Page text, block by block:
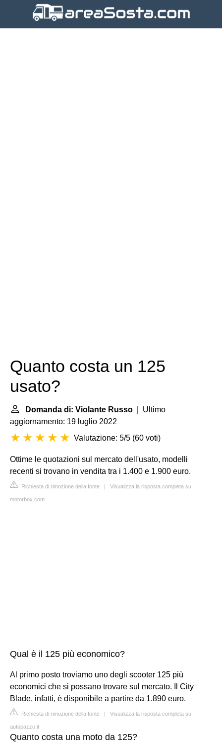
Quanto costa un 125
usato?
Domanda di: Violante Russo | Ultimo
aggiornamento: 19 luglio 2022
Valutazione: 5/5 (60 voti)
Ottime le quotazioni sul mercato dell'usato, modelli
recenti si trovano in vendita tra i 1.400 e 1.900 euro.
Richiesta di rimozione della fonte | Visualizza la risposta completa su
motorbox.com
Qual è il 125 più economico?
Al primo posto troviamo uno degli scooter 125 più
economici che si possano trovare sul mercato. Il City
Blade, infatti, è disponibile a partire da 1.890 euro.
Richiesta di rimozione della fonte | Visualizza la risposta completa su
autopazzo.it
Quanto costa una moto da 125?